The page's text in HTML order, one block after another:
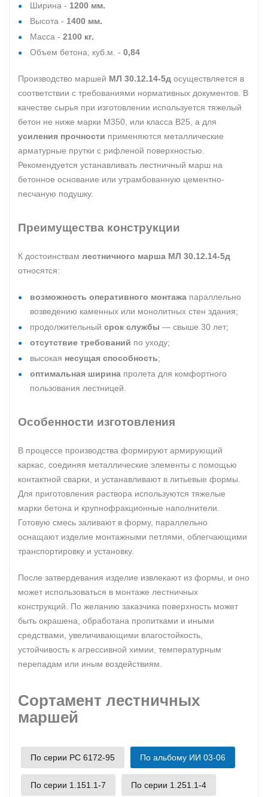
Ширина - 1200 мм.
Высота - 1400 мм.
Масса - 2100 кг.
Объем бетона, куб.м. - 0,84
Производство маршей МЛ 30.12.14-5д осуществляется в
соответствии с требованиями нормативных документов. В
качестве сырья при изготовлении используется тяжелый
бетон не ниже марки М350, или класса B25, а для
усиления прочности применяются металлические
арматурные прутки с рифленой поверхностью.
Рекомендуется устанавливать лестничный марш на
бетонное основание или утрамбованную цементно-
песчаную подушку.
Преимущества конструкции
К достоинствам лестничного марша МЛ 30.12.14-5д
относятся:
возможность оперативного монтажа параллельно
возведению каменных или монолитных стен здания;
продолжительный срок службы — свыше 30 лет;
отсутствие требований по уходу;
высокая несущая способность;
оптимальная ширина пролета для комфортного
пользования лестницей.
Особенности изготовления
В процессе производства формируют армирующий
каркас, соединяя металлические элементы с помощью
контактной сварки, и устанавливают в литьевые формы.
Для приготовления раствора используются тяжелые
марки бетона и крупнофракционные наполнители.
Готовую смесь заливают в форму, параллельно
оснащают изделие монтажными петлями, облегчающими
транспортировку и установку.
После затвердевания изделие извлекают из формы, и оно
может использоваться в монтаже лестничных
конструкций. По желанию заказчика поверхность может
быть окрашена, обработана пропитками и иными
средствами, увеличивающими влагостойкость,
устойчивость к агрессивной химии, температурным
перепадам или иным воздействиям.
Сортамент лестничных
маршей
По серии РС 6172-95 По альбому ИИ 03-06
По серии 1.151.1-7 По серии 1.251.1-4